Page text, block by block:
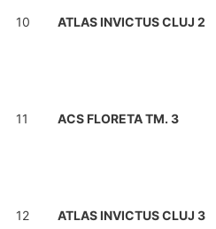
10 ATLAS INVICTUS CLUJ 2
11 ACS FLORETA TM. 3
12 ATLAS INVICTUS CLUJ 3